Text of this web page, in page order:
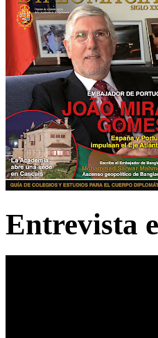
Entrevista